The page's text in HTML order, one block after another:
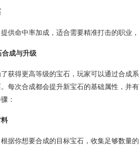
命中率加成，适合需要精准打击的职业，
合成与升级
得更高等级的宝石，玩家可以通过合成系
每次合成都会提升新宝石的基础属性，并
：
你想要合成的目标宝石，收集足够数量的